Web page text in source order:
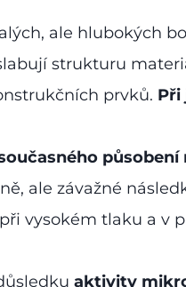
ale hlubokých
strukturu
prvků. Při
ale závažné
vysokém tlaku a v
aktivity